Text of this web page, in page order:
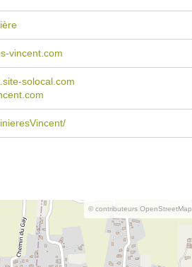
vincent.com
solocal.com
© contributeurs OpenStreetMap